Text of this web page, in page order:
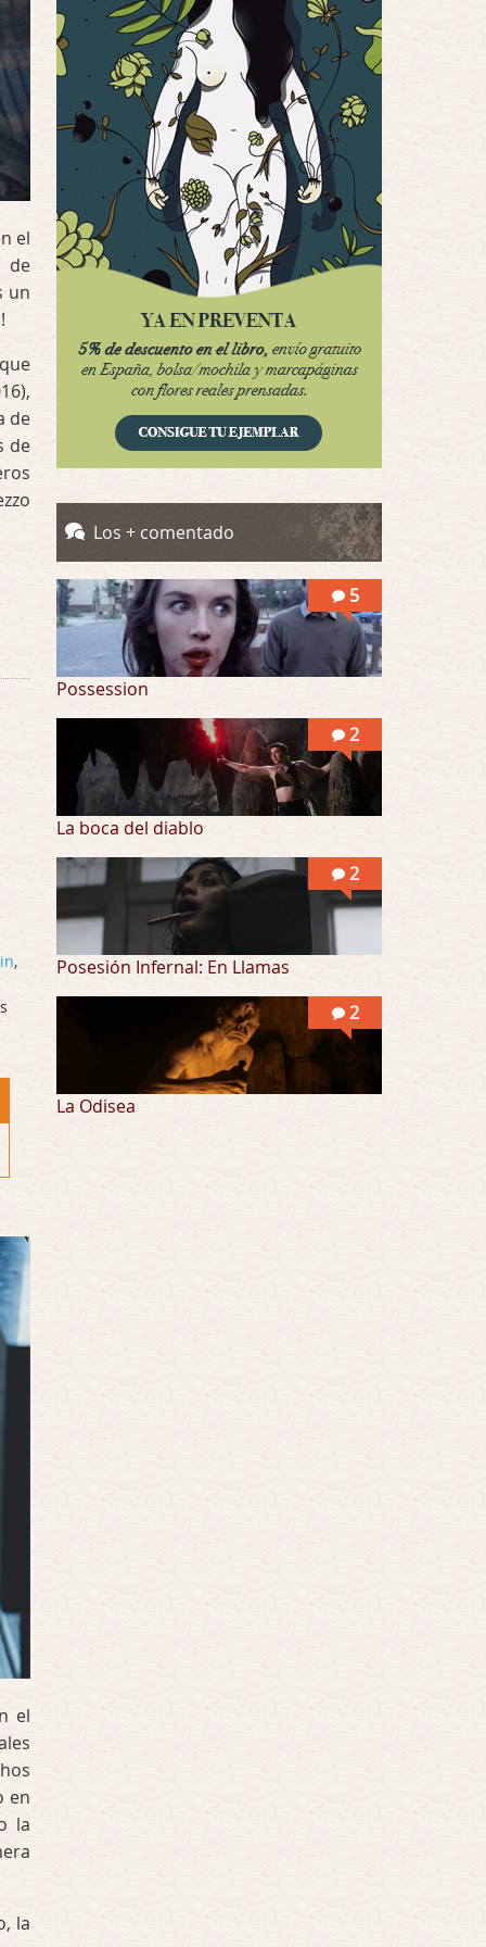
el
de
un
de
de
,
el
en
la
la
Possession
Por: Luar
Se llama la posesión en castellano, está …
Obsession
Por: Mariano
Obsession
Por: Chica Stark
Possession
Por: Mountain
Llevo toda una vida para verla y nunca lo …
Posesión Infernal: En Llamas
Totalmente de acuerdo Ignacio. La he disfr …
Into the Mud
Por: Flor
Los + comentado
5
Possession
2
La boca del diablo
2
Posesión Infernal: En Llamas
2
La Odisea